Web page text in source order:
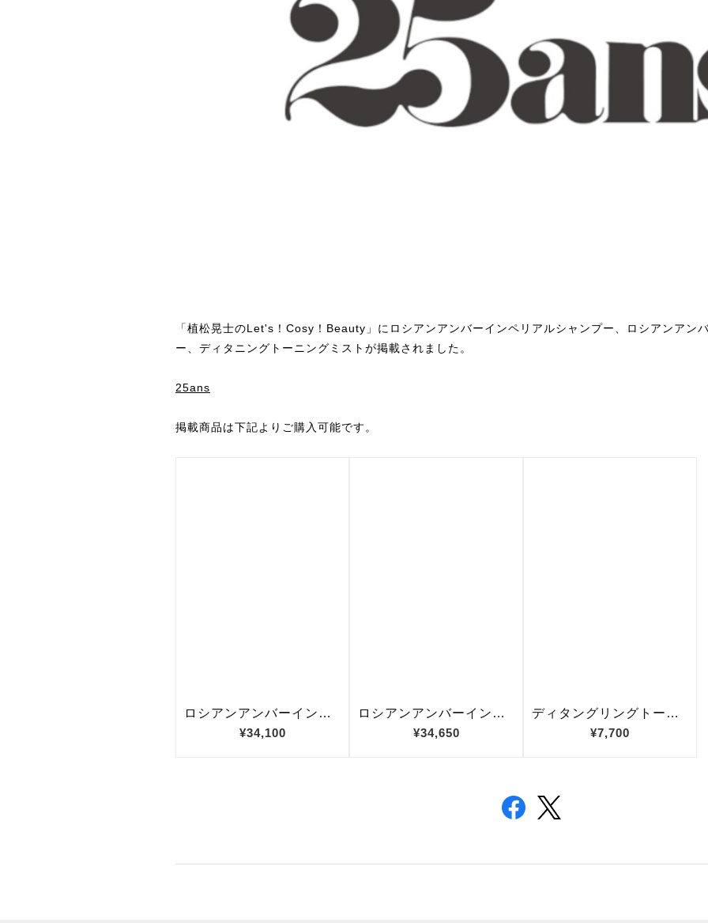
「植松晃士のLet's！Cosy！Beauty」にロシアンアンバーインペリアルシャンプー、ロシアンアン
ー、ディタニングトーニングミストが掲載されました。
25ans
掲載商品は下記よりご購入可能です。